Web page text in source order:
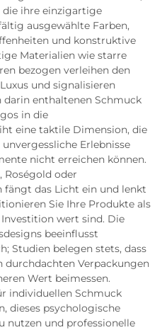
die ihre einzigartige
ausgewählte Farben,
und konstruktive
Materialien wie starre
bezogen verleihen den
und signalisieren
enthaltenen Schmuck
in die
eine taktile Dimension, die
Erlebnisse
nicht erreichen können.
Roségold oder
fängt das Licht ein und lenkt
Sie Ihre Produkte als
wert sind. Die
beeinflusst
Studien belegen stets, dass
durchdachten Verpackungen
Wert beimessen.
individuellen Schmuck
dieses psychologische
nutzen und professionelle